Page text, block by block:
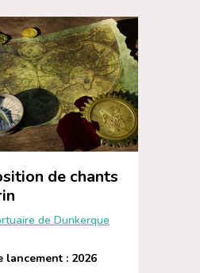
de chants
de Dunkerque
lancement : 2026